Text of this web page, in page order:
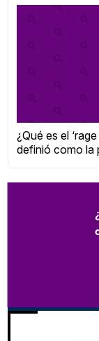
¿Qué es el
definió como la